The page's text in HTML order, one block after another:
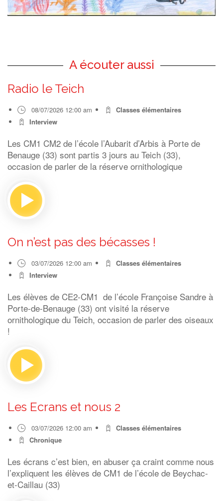
A écouter aussi
Radio le Teich
08/07/2026 12:00 am
Classes élémentaires
Interview
Les CM1 CM2 de l’école l’Aubarit d’Arbis à Porte de
Benauge (33) sont partis 3 jours au Teich (33),
occasion de parler de la réserve ornithologique
On n’est pas des bécasses !
03/07/2026 12:00 am
Classes élémentaires
Interview
Les élèves de CE2-CM1 de l’école Françoise Sandre à
Porte-de-Benauge (33) ont visité la réserve
ornithologique du Teich, occasion de parler des oiseaux
!
Les Ecrans et nous 2
03/07/2026 12:00 am
Classes élémentaires
Chronique
Les écrans c’est bien, en abuser ça craint comme nous
l’expliquent les élèves de CM1 de l’école de Beychac-
et-Caillau (33)